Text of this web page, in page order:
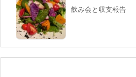
飲み会と収支報告